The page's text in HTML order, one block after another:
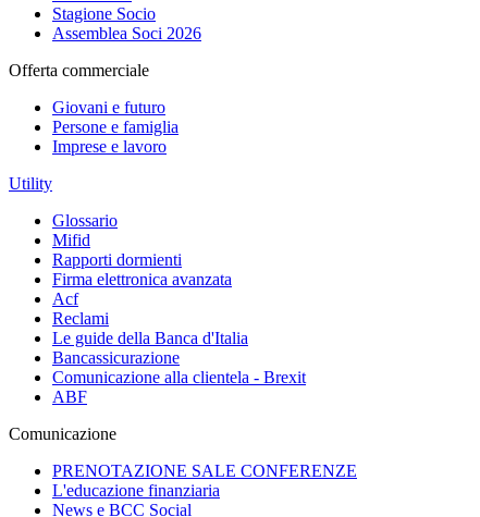
Stagione Socio
Assemblea Soci 2026
Offerta commerciale
Giovani e futuro
Persone e famiglia
Imprese e lavoro
Utility
Glossario
Mifid
Rapporti dormienti
Firma elettronica avanzata
Acf
Reclami
Le guide della Banca d'Italia
Bancassicurazione
Comunicazione alla clientela - Brexit
ABF
Comunicazione
PRENOTAZIONE SALE CONFERENZE
L'educazione finanziaria
News e BCC Social